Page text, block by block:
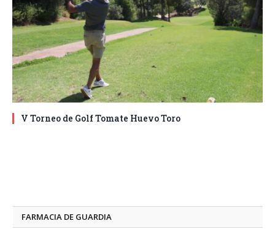
V Torneo de Golf Tomate Huevo Toro
FARMACIA DE GUARDIA